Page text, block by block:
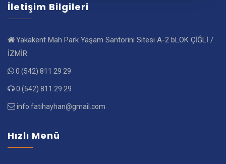
İletişim Bilgileri
Yakakent Mah Park Yaşam Santorini Sitesi A-2 bLOK ÇİĞLİ /
İZMİR
0 (542) 811 29 29
0 (542) 811 29 29
info.fatihayhan@gmail.com
Hızlı Menü